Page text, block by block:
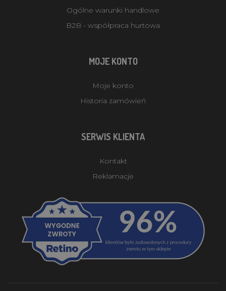
Ogólne warunki handlowe
B2B - współpraca hurtowa
MOJE KONTO
Moje konto
Historia zamówień
SERWIS KLIENTA
Kontakt
Reklamacje